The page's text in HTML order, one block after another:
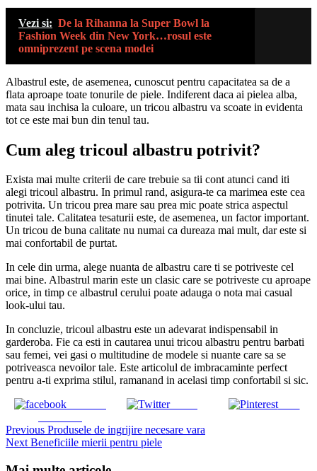
Vezi si: De la Rihanna la Super Bowl la
Fashion Week din New York…rosul este
omniprezent pe scena modei
Albastrul este, de asemenea, cunoscut pentru capacitatea sa de a
flata aproape toate tonurile de piele. Indiferent daca ai pielea alba,
mata sau inchisa la culoare, un tricou albastru va scoate in evidenta
tot ce este mai bun din tenul tau.
Cum aleg tricoul albastru potrivit?
Exista mai multe criterii de care trebuie sa tii cont atunci cand iti
alegi tricoul albastru. In primul rand, asigura-te ca marimea este cea
potrivita. Un tricou prea mare sau prea mic poate strica aspectul
tinutei tale. Calitatea tesaturii este, de asemenea, un factor important.
Un tricou de buna calitate nu numai ca dureaza mai mult, dar este si
mai confortabil de purtat.
In cele din urma, alege nuanta de albastru care ti se potriveste cel
mai bine. Albastrul marin este un clasic care se potriveste cu aproape
orice, in timp ce albastrul cerului poate adauga o nota mai casual
look-ului tau.
In concluzie, tricoul albastru este un adevarat indispensabil in
garderoba. Fie ca esti in cautarea unui tricou albastru pentru barbati
sau femei, vei gasi o multitudine de modele si nuante care sa se
potriveasca nevoilor tale. Este articolul de imbracaminte perfect
pentru a-ti exprima stilul, ramanand in acelasi timp confortabil si sic.
Tweet Save
Continue
Reading
Previous Produsele de ingrijire necesare vara
NextBeneficiile mierii pentru piele